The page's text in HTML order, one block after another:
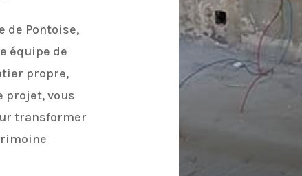
de Pontoise,
équipe de
propre,
projet, vous
transformer